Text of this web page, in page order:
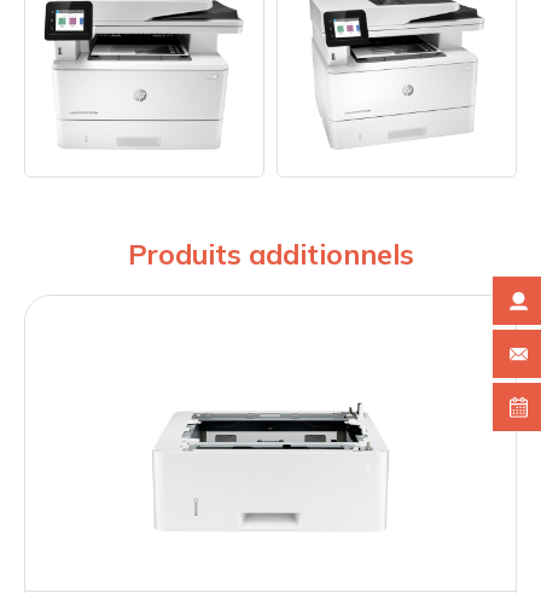
Produits additionnels